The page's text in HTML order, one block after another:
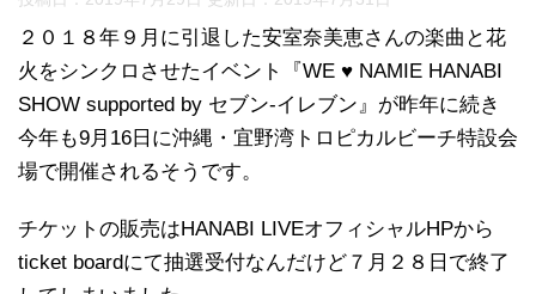
２０１８年９月に引退した安室奈美恵さんの楽曲と花
火をシンクロさせたイベント『WE ♥ NAMIE HANABI
SHOW supported by セブン-イレブン』が昨年に続き
今年も9月16日に沖縄・宜野湾トロピカルビーチ特設会
場で開催されるそうです。
チケットの販売はHANABI LIVEオフィシャルHPから
ticket boardにて抽選受付なんだけど７月２８日で終了